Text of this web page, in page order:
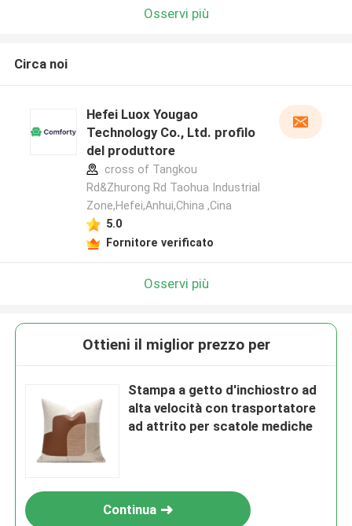
Osservi più
Circa noi
Hefei Luox Yougao
Technology Co., Ltd. profilo
del produttore
cross of Tangkou
Rd&Zhurong Rd Taohua Industrial
Zone,Hefei,Anhui,China ,Cina
5.0
Fornitore verificato
Osservi più
Ottieni il miglior prezzo per
Stampa a getto d'inchiostro ad
alta velocità con trasportatore
ad attrito per scatole mediche
Continua